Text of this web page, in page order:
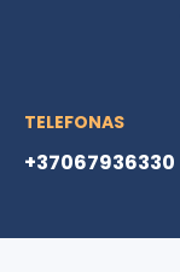
TELEFONAS
+37067936330